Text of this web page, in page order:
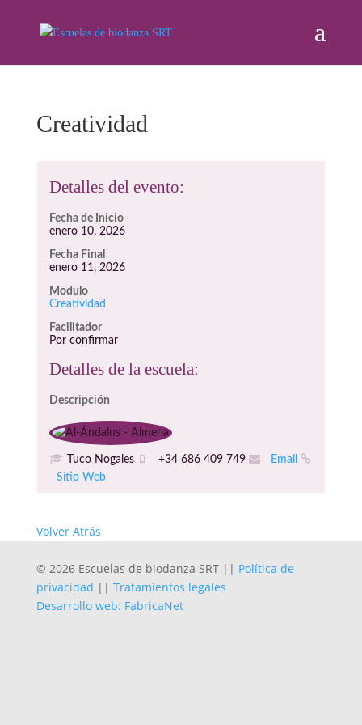
Creatividad
Detalles del evento:
Fecha de Inicio
enero 10, 2026
Fecha Final
enero 11, 2026
Modulo
Creatividad
Facilitador
Por confirmar
Detalles de la escuela:
Descripción
Tuco Nogales +34 686 409 749
Email
Sitio Web
Volver Atrás
© 2026 Escuelas de biodanza SRT || Política de
privacidad || Tratamientos legales
Desarrollo web: FabricaNet